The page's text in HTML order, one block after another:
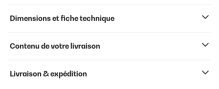
Dimensions et fiche technique
Contenu de votre livraison
Livraison & expédition